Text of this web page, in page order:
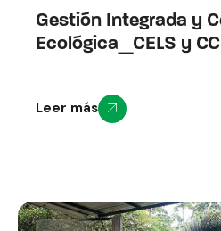
Gestión Integrada y
Ecológica_CELS y
Leer más